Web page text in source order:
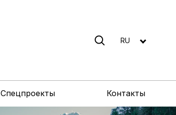
RU
Спецпроекты Контакты